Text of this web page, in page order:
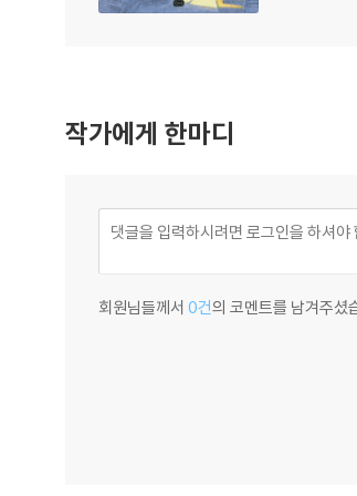
작가에게 한마디
회원님들께서 0건의 코멘트를 남겨주셨